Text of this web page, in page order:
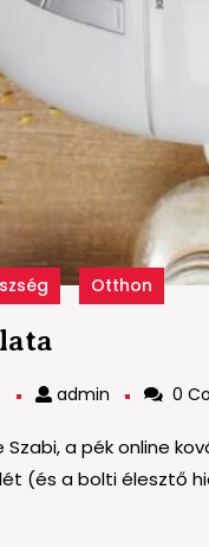
Otthon
illata
admin admin 0
Szabi, a pék online
(és a bolti élesztő